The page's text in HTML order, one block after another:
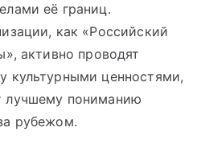
её границ.
как «Российский
активно проводят
культурными ценностями,
лучшему пониманию
рубежом.